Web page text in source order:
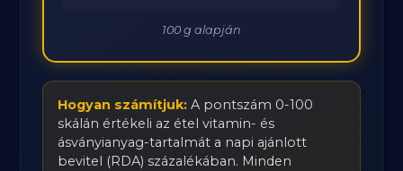
100 g alapján
Hogyan számítjuk: A pontszám 0-100
skálán értékeli az étel vitamin- és
ásványianyag-tartalmát a napi ajánlott
bevitel (RDA) százalékában. Minden